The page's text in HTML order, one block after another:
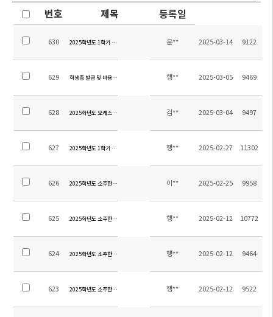
번호 제목 등록일
630 2025학년도 1학기 초등 방과후학교 수강신청 안내
윤** 2025-03-14 9122
629 학생증 발급 및 비용 관련 안내 행** 2025-03-05 9469
628 2025학년도 오케스트라 오디션 지정곡 안내 김** 2025-03-04 9497
627 2025학년도 1학기 전체학생 스쿨버스 탑승자 명단 및 노선
행** 2025-02-27 11302
626 2025학년도 소주한국학교 입학식 안내 이** 2025-02-25 9958
625 2025학년도 소주한국학교 청소용역 업체 선정 입찰공고
행** 2025-02-12 10772
624 2025학년도 소주한국학교 소방용역 업체 선정 입찰공고
행** 2025-02-12 9464
623 2025학년도 소주한국학교 보안용역 업체 선정 입찰공고
행** 2025-02-12 9522